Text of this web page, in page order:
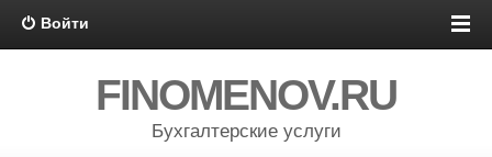
Войти
FINOMENOV.RU
Бухгалтерские услуги